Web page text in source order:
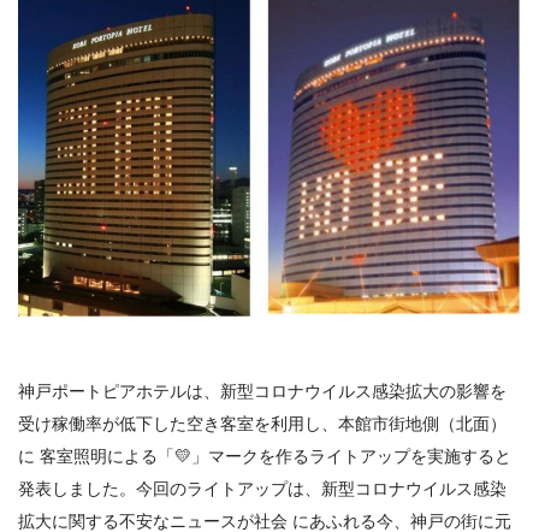
神戸ポートピアホテルは、新型コロナウイルス感染拡大の影響を
受け稼働率が低下した空き客室を利用し、本館市街地側（北面）
に 客室照明による「💛 」マークを作るライトアップを実施すると
発表しました。今回のライトアップは、新型コロナウイルス感染
拡大に関する不安なニュースが社会 にあふれる今、神戸の街に元